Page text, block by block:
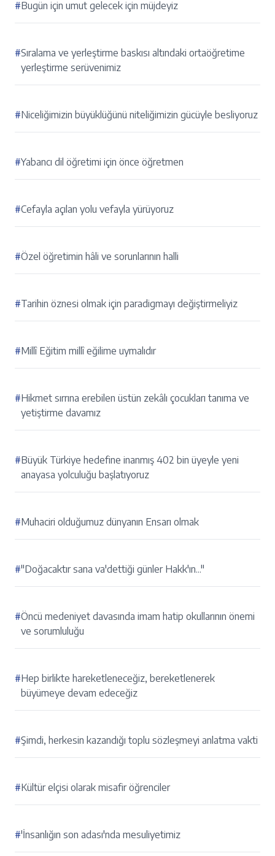
#Bugün için umut gelecek için müjdeyiz
#Sıralama ve yerleştirme baskısı altındaki ortaöğretime
yerleştirme serüvenimiz
#Niceliğimizin büyüklüğünü niteliğimizin gücüyle besliyoruz
#Yabancı dil öğretimi için önce öğretmen
#Cefayla açılan yolu vefayla yürüyoruz
#Özel öğretimin hâli ve sorunlarının halli
#Tarihin öznesi olmak için paradigmayı değiştirmeliyiz
#Millî Eğitim millî eğilime uymalıdır
#Hikmet sırrına erebilen üstün zekâlı çocukları tanıma ve
yetiştirme davamız
#Büyük Türkiye hedefine inanmış 402 bin üyeyle yeni
anayasa yolculuğu başlatıyoruz
#Muhaciri olduğumuz dünyanın Ensarı olmak
#"Doğacaktır sana va'dettiği günler Hakk'ın..."
#Öncü medeniyet davasında imam hatip okullarının önemi
ve sorumluluğu
#Hep birlikte hareketleneceğiz, bereketlenerek
büyümeye devam edeceğiz
#Şimdi, herkesin kazandığı toplu sözleşmeyi anlatma vakti
#Kültür elçisi olarak misafir öğrenciler
#'İnsanlığın son adası'nda mesuliyetimiz